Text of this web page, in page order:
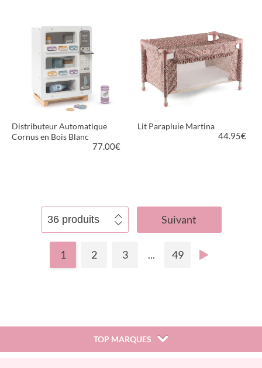
Distributeur Automatique
Cornus en Bois Blanc
77.00€
Lit Parapluie Martina
44.95€
Suivant
1 2 3 ... 49
TOP MARQUES